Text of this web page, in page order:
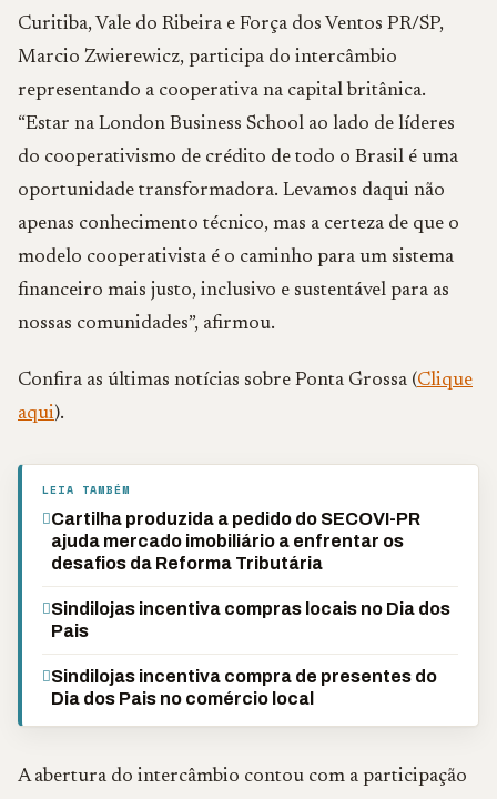
Curitiba, Vale do Ribeira e Força dos Ventos PR/SP,
Marcio Zwierewicz, participa do intercâmbio
representando a cooperativa na capital britânica.
“Estar na London Business School ao lado de líderes
do cooperativismo de crédito de todo o Brasil é uma
oportunidade transformadora. Levamos daqui não
apenas conhecimento técnico, mas a certeza de que o
modelo cooperativista é o caminho para um sistema
financeiro mais justo, inclusivo e sustentável para as
nossas comunidades”, afirmou.
Confira as últimas notícias sobre Ponta Grossa (Clique
aqui).
LEIA TAMBÉM
Cartilha produzida a pedido do SECOVI-PR
ajuda mercado imobiliário a enfrentar os
desafios da Reforma Tributária
Sindilojas incentiva compras locais no Dia dos
Pais
Sindilojas incentiva compra de presentes do
Dia dos Pais no comércio local
A abertura do intercâmbio contou com a participação